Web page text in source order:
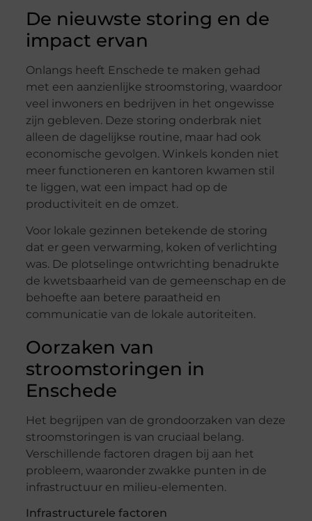
De nieuwste storing en de
impact ervan
Onlangs heeft Enschede te maken gehad
met een aanzienlijke stroomstoring, waardoor
veel inwoners en bedrijven in het ongewisse
zijn gebleven. Deze storing onderbrak niet
alleen de dagelijkse routine, maar had ook
economische gevolgen. Winkels konden niet
meer functioneren en kantoren kwamen stil
te liggen, wat een impact had op de
productiviteit en de omzet.
Voor lokale gezinnen betekende de storing
dat er geen verwarming, koken of verlichting
was. De plotselinge ontwrichting benadrukte
de kwetsbaarheid van de gemeenschap en de
behoefte aan betere paraatheid en
communicatie van de lokale autoriteiten.
Oorzaken van
stroomstoringen in
Enschede
Het begrijpen van de grondoorzaken van deze
stroomstoringen is van cruciaal belang.
Verschillende factoren dragen bij aan het
probleem, waaronder zwakke punten in de
infrastructuur en milieu-elementen.
Infrastructurele factoren